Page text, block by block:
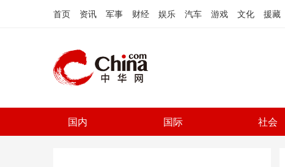
首页 资讯 军事 财经 娱乐 汽车 游戏 文化 援藏
国内 国际 社会